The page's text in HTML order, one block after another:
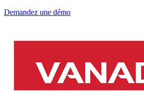
Demandez une démo